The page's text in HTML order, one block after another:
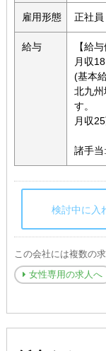
雇用形態 正社員
給与
【給与
月収
(基本
北九
す。
月収
諸手
検討中に入
この会社には複数の
女性専用の求人へ